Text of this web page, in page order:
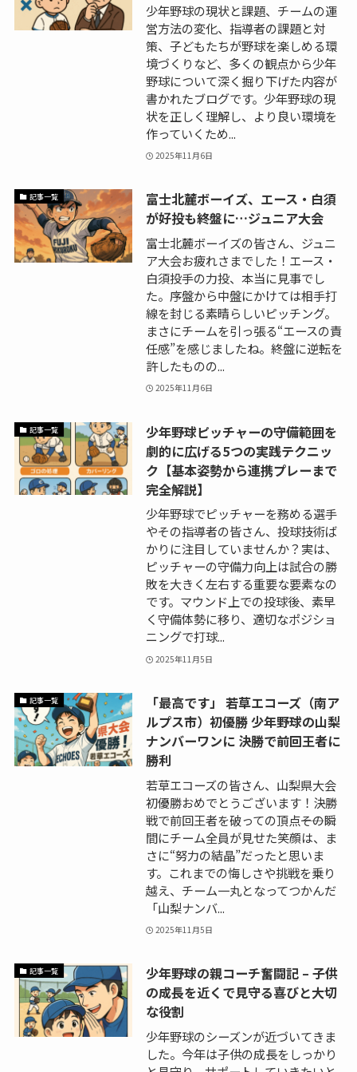
少年野球の現状と課題、チームの運
営方法の変化、指導者の課題と対
策、子どもたちが野球を楽しめる環
境づくりなど、多くの観点から少年
野球について深く掘り下げた内容が
書かれたブログです。少年野球の現
状を正しく理解し、より良い環境を
作っていくため...
2025年11月6日
記事一覧
富士北麓ボーイズ、エース・白須
が好投も終盤に…ジュニア大会
富士北麓ボーイズの皆さん、ジュニ
ア大会お疲れさまでした！エース・
白須投手の力投、本当に見事でし
た。序盤から中盤にかけては相手打
線を封じる素晴らしいピッチング。
まさにチームを引っ張る“エースの責
任感”を感じましたね。終盤に逆転を
許したものの...
2025年11月6日
記事一覧
少年野球ピッチャーの守備範囲を
劇的に広げる5つの実践テクニッ
ク【基本姿勢から連携プレーまで
完全解説】
少年野球でピッチャーを務める選手
やその指導者の皆さん、投球技術ば
かりに注目していませんか？実は、
ピッチャーの守備力向上は試合の勝
敗を大きく左右する重要な要素なの
です。マウンド上での投球後、素早
く守備体勢に移り、適切なポジショ
ニングで打球...
2025年11月5日
記事一覧
「最高です」 若草エコーズ（南ア
ルプス市）初優勝 少年野球の山梨
ナンバーワンに 決勝で前回王者に
勝利
若草エコーズの皆さん、山梨県大会
初優勝おめでとうございます！決勝
戦で前回王者を破っての頂点――その瞬
間にチーム全員が見せた笑顔は、ま
さに“努力の結晶”だったと思いま
す。これまでの悔しさや挑戦を乗り
越え、チーム一丸となってつかんだ
「山梨ナンバ...
2025年11月5日
記事一覧
少年野球の親コーチ奮闘記 – 子供
の成長を近くで見守る喜びと大切
な役割
少年野球のシーズンが近づいてきま
した。今年は子供の成長をしっかり